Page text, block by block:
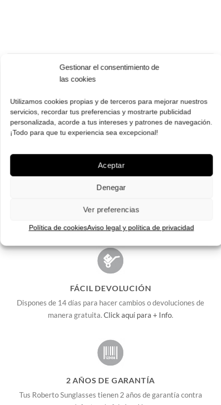
Gestionar el consentimiento de
las cookies
Utilizamos cookies propias y de terceros para mejorar nuestros
servicios, recordar tus preferencias y mostrarte publicidad
personalizada, acorde a tus intereses y patrones de navegación.
¡Todo para que tu experiencia sea excepcional!
Aceptar
Denegar
Ver preferencias
Política de cookiesAviso legal y política de privacidad
PAGO SEGURO
Tú eliges cómo pagar tus Roberto: Tarjeta, Pay Pal o contra
reembolso.
Consulta aquítoda la info relativa a envíos.
We ship to all EU countries.
FÁCIL DEVOLUCIÓN
Dispones de 14 días para hacer cambios o devoluciones de
manera gratuita.Click aquí para + Info.
2 AÑOS DE GARANTÍA
Tus Roberto Sunglasses tienen 2 años de garantía contra